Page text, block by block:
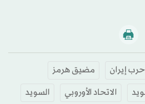
حرب إيران
مضيق هرمز
الاتحاد الأوروبي
السويد